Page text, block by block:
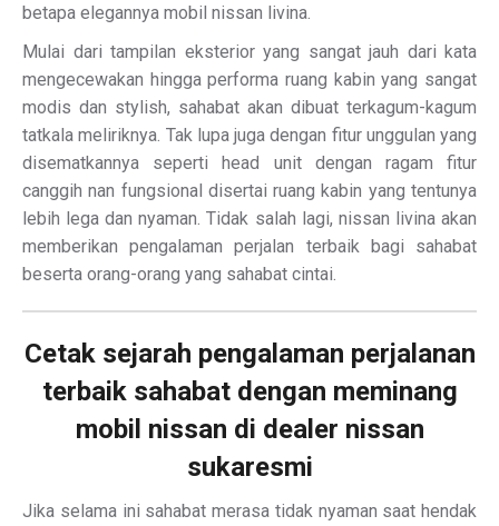
betapa elegannya mobil nissan livina.
Mulai dari tampilan eksterior yang sangat jauh dari kata
mengecewakan hingga performa ruang kabin yang sangat
modis dan stylish, sahabat akan dibuat terkagum-kagum
tatkala meliriknya. Tak lupa juga dengan fitur unggulan yang
disematkannya seperti head unit dengan ragam fitur
canggih nan fungsional disertai ruang kabin yang tentunya
lebih lega dan nyaman. Tidak salah lagi, nissan livina akan
memberikan pengalaman perjalan terbaik bagi sahabat
beserta orang-orang yang sahabat cintai.
Cetak sejarah pengalaman perjalanan
terbaik sahabat dengan meminang
mobil nissan di dealer nissan
sukaresmi
Jika selama ini sahabat merasa tidak nyaman saat hendak